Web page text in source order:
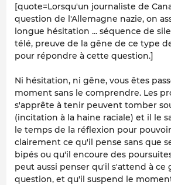
[quote=Lorsqu'un journaliste de
question de l'Allemagne nazie, on
longue hésitation ... séquence de
télé, preuve de la gêne de ce type
pour répondre à cette question.]
Ni hésitation, ni gêne, vous êtes
moment sans le comprendre. Les
s'apprête à tenir peuvent tomber
(incitation à la haine raciale) et il le
le temps de la réflexion pour
clairement ce qu'il pense sans que
bipés ou qu'il encoure des
peut aussi penser qu'il s'attend à ce
question, et qu'il suspend le